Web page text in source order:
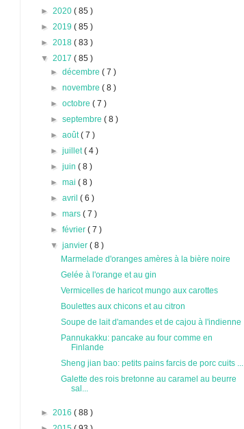
► 2020 ( 85 )
► 2019 ( 85 )
► 2018 ( 83 )
▼ 2017 ( 85 )
►décembre( 7 )
►novembre( 8 )
►octobre( 7 )
►septembre( 8 )
►août( 7 )
►juillet( 4 )
►juin( 8 )
►mai( 8 )
►avril( 6 )
►mars( 7 )
►février( 7 )
▼janvier( 8 )
Marmelade d'oranges amères à la bière noire
Gelée à l'orange et au gin
Vermicelles de haricot mungo aux carottes
Boulettes aux chicons et au citron
Soupe de lait d'amandes et de cajou à l'indienne
Pannukakku: pancake au four comme en
Finlande
Sheng jian bao: petits pains farcis de porc cuits ...
Galette des rois bretonne au caramel au beurre
sal...
► 2016 ( 88 )